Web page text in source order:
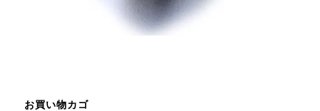
お買い物カゴ